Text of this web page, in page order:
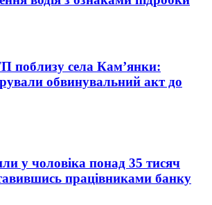
поблизу села Кам’янки:
обвинувальний акт до
у чоловіка понад 35 тисяч
працівниками банку